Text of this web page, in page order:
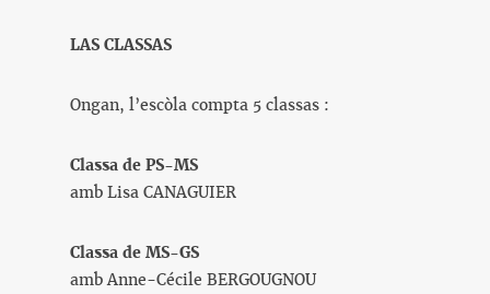
LAS CLASSAS
Ongan, l’escòla compta 5 classas :
Classa de PS-MS
amb Lisa CANAGUIER
Classa de MS-GS
amb Anne-Cécile BERGOUGNOU